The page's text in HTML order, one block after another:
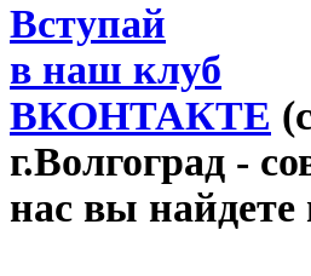
Вступай
в наш клуб
ВКОНТАКТЕ
г.Волгоград -
нас вы найдете